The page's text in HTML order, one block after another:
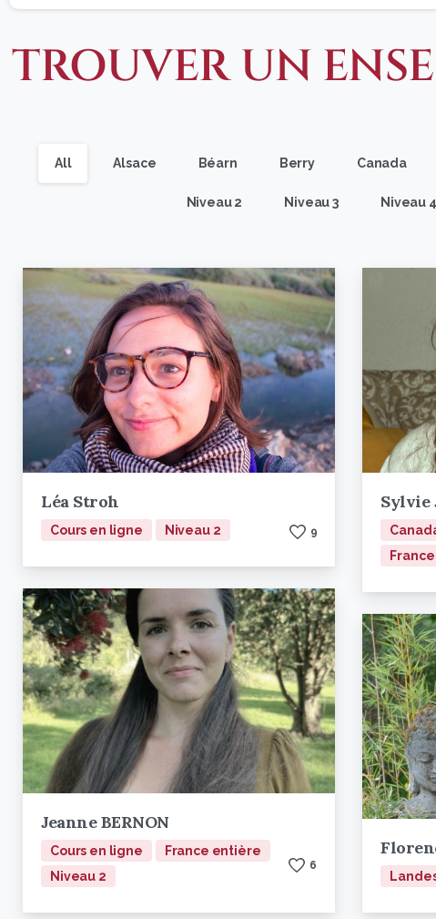
TROUVER UN
All Alsace Béarn Berry Canada
Niveau 2 Niveau 3 Niveau 4
Léa Stroh
Cours en ligne Niveau 2 9
Sylvie
Jeanne BERNON
Cours en ligne
France entière
Niveau 2
6